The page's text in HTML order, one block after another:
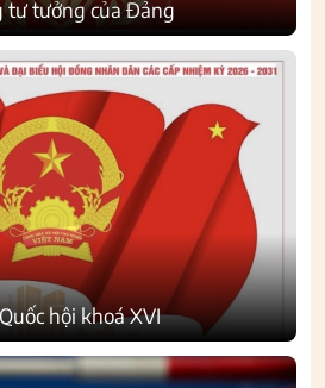
tư tưởng của Đảng
hội khoá XVI